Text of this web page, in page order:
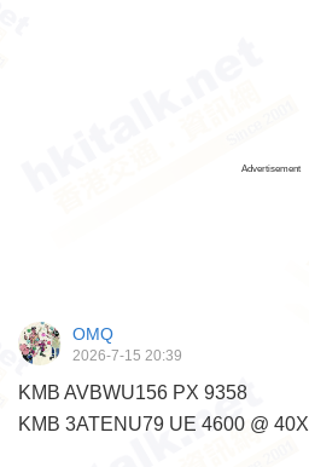
Advertisement
OMQ
2026-7-15 20:39
KMB AVBWU156 PX 9358
KMB 3ATENU79 UE 4600 @ 40X